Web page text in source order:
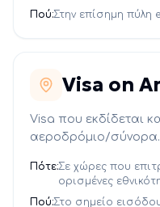
Πού:Στην επίσημη πύλη
Visa on
Visa που εκδίδεται
αεροδρόμιο/σύνορα.
Πότε:Σε χώρες που
ορισμένες
Πού:Στο σημείο